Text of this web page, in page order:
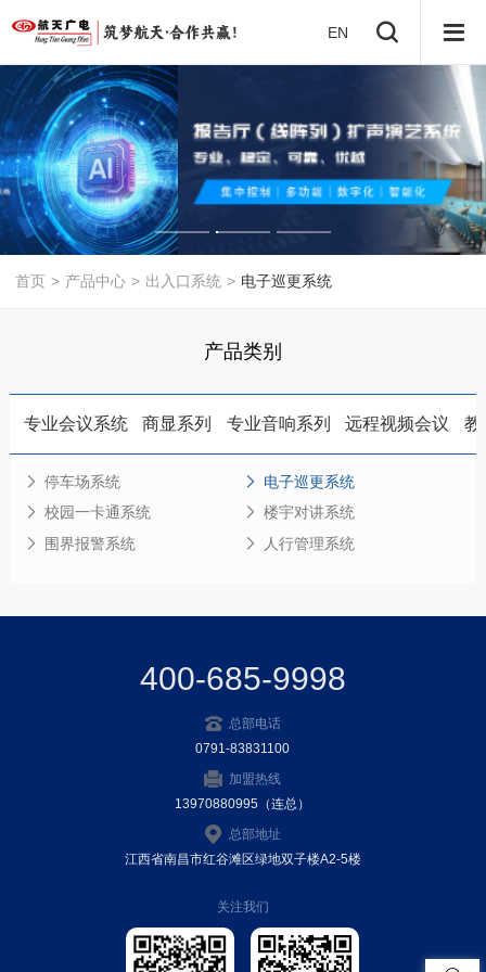
EN
首页 > 产品中心 > 出入口系统 > 电子巡更系统
产品类别
专业会议系统 商显系列 专业音响系列 远程视频会议 教
停车场系统
电子巡更系统
校园一卡通系统
楼宇对讲系统
围界报警系统
人行管理系统
400-685-9998
总部电话
0791-83831100
加盟热线
13970880995（连总）
总部地址
江西省南昌市红谷滩区绿地双子楼A2-5楼
关注我们